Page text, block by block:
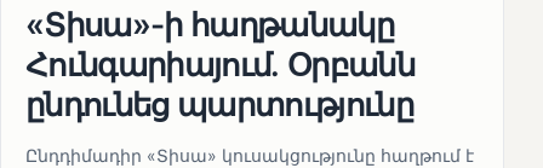
«Տիսա»-ի հաղթանակը
Հունգարիայում․ Օրբանն
ընդունեց պարտությունը
Ընդդիմադիր «Տիսա» կուսակցությունը հաղթում է